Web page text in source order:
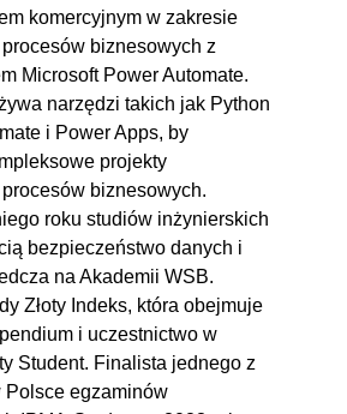
komercyjnym w zakresie
biznesowych z
Microsoft Power Automate.
narzędzi takich jak Python
i Power Apps, by
projekty
biznesowych.
roku studiów inżynierskich
bezpieczeństwo danych i
na Akademii WSB.
Złoty Indeks, która obejmuje
i uczestnictwo w
Student. Finalista jednego z
Polsce egzaminów